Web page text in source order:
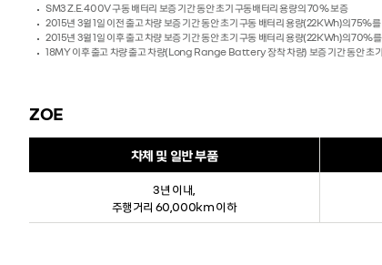
SM3 Z.E. 400V 구동 배터리 보증 기간 동안 초기 구동배터리 용량의 70% 보증
2015년 3월 1일 이전 출고 차량 보증 기간 동안 초기 구동 배터리 용량(22KWh)의75%
2015년 3월 1일 이후 출고 차량 보증 기간 동안 초기 구동 배터리 용량(22KWh)의70%
18MY 이후 출고 차량 출고 차량(Long Range Battery 장착 차량) 보증 기간 동안 초
ZOE
차체 및 일반 부품
3년 이내,
주행거리 60,000km 이하